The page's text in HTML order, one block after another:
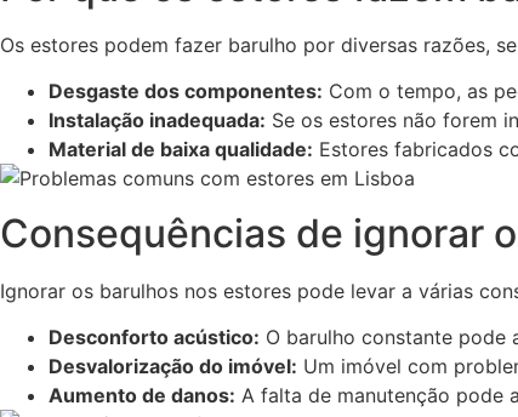
Os estores podem fazer barulho por diversas razões,
Desgaste dos componentes: Com o tempo, as
Instalação inadequada: Se os estores não forem
Material de baixa qualidade: Estores fabricados
Consequências de ignorar
Ignorar os barulhos nos estores pode levar a várias
Desconforto acústico: O barulho constante pode
Desvalorização do imóvel: Um imóvel com
Aumento de danos: A falta de manutenção pode